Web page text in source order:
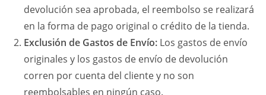
devolución sea aprobada, el reembolso se realizará
en la forma de pago original o crédito de la tienda.
Exclusión de Gastos de Envío: Los gastos de envío
originales y los gastos de envío de devolución
corren por cuenta del cliente y no son
reembolsables en ningún caso.